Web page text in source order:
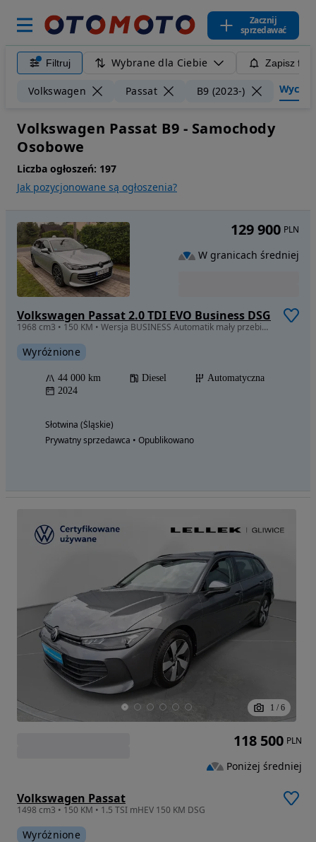
Zacznij
sprzedawać
Filtruj Wybrane dla Ciebie Zapisz
Volkswagen Passat B9 (2023-)
Volkswagen Passat B9 - Samochody
Osobowe
Liczba ogłoszeń: 197
Jak pozycjonowane są ogłoszenia?
Volkswagen Passat 2.0 TDI EVO Business DSG
1968 cm3 • 150 KM • Wersja BUSINESS Automatik mały przebieg SERWISOWANY ASO
Wyróżnione
44 000 km Diesel
Automatyczna
2024
Słotwina (Śląskie)
Prywatny sprzedawca • Opublikowano
129 900 PLN
W granicach średniej
1 / 6
Volkswagen Passat
1498 cm3 • 150 KM • 1.5 TSI mHEV 150 KM DSG
Wyróżnione
118 500 PLN
Poniżej średniej